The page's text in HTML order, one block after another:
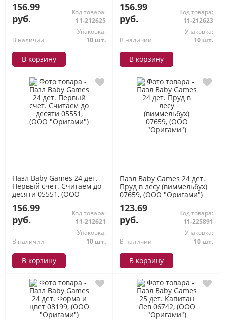
156.99
руб.
Код товара:
11-212625
В наличии
Упаковка:
10 шт.
В корзину
156.99
руб.
Код товара:
11-212623
В наличии
Упаковка:
10 шт.
В корзину
Пазл Baby Games 24 дет.
Первый счет. Считаем до
десяти 05551, (ООО
156.99
руб.
Код товара:
11-212621
В наличии
Упаковка:
10 шт.
В корзину
Пазл Baby Games 24 дет.
Пруд в лесу (виммельбух)
07659, (ООО "Оригами")
123.69
руб.
Код товара:
11-225891
В наличии
Упаковка:
10 шт.
В корзину